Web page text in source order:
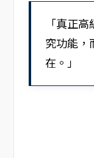
「真正
究功能，
在。」